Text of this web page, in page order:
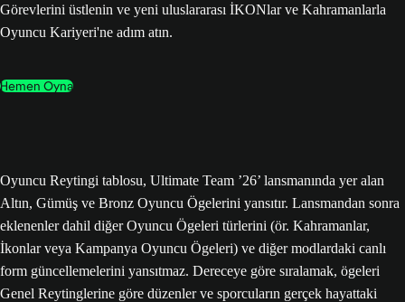
Görevlerini üstlenin ve yeni uluslararası İKONlar ve Kahramanlarla
Oyuncu Kariyeri'ne adım atın.
Hemen Oyna
Oyuncu Reytingi tablosu, Ultimate Team ’26’ lansmanında yer alan
Altın, Gümüş ve Bronz Oyuncu Ögelerini yansıtır. Lansmandan sonra
eklenenler dahil diğer Oyuncu Ögeleri türlerini (ör. Kahramanlar,
İkonlar veya Kampanya Oyuncu Ögeleri) ve diğer modlardaki canlı
form güncellemelerini yansıtmaz. Dereceye göre sıralamak, ögeleri
Genel Reytinglerine göre düzenler ve sporcuların gerçek hayattaki